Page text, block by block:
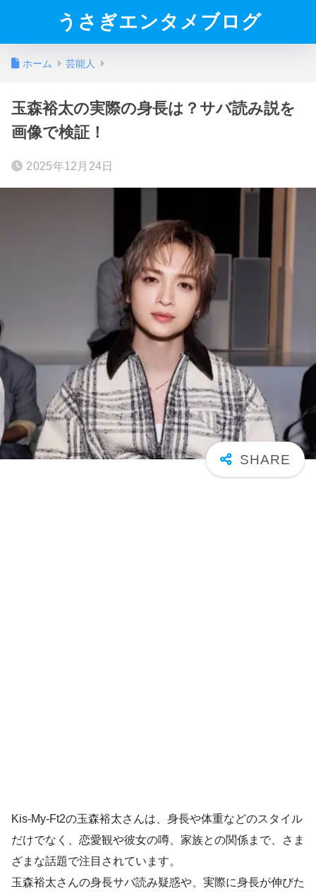
うさぎエンタメブログ
ホーム 芸能人
玉森裕太の実際の身長は？サバ読み説を
画像で検証！
2025年12月24日
Kis-My-Ft2の玉森裕太さんは、身長や体重などのスタイル
だけでなく、恋愛観や彼女の噂、家族との関係まで、さま
ざまな話題で注目されています。
玉森裕太さんの身長サバ読み疑惑や、実際に身長が伸びた